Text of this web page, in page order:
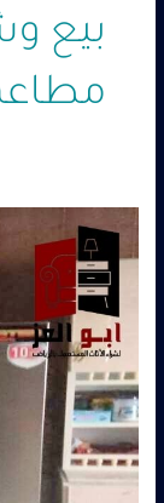
بيع
فريزرات
وثلاجات
مطاعم
مستعملة
شرق
الرياض
–
كاش
0560485279